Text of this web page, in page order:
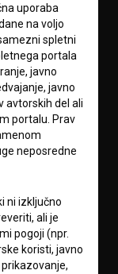
uporaba
na voljo
spletni
portala
javno
javno
avtorskih del ali
portalu. Prav
neposredne
ni izključno
ali je
pogoji (npr.
koristi, javno